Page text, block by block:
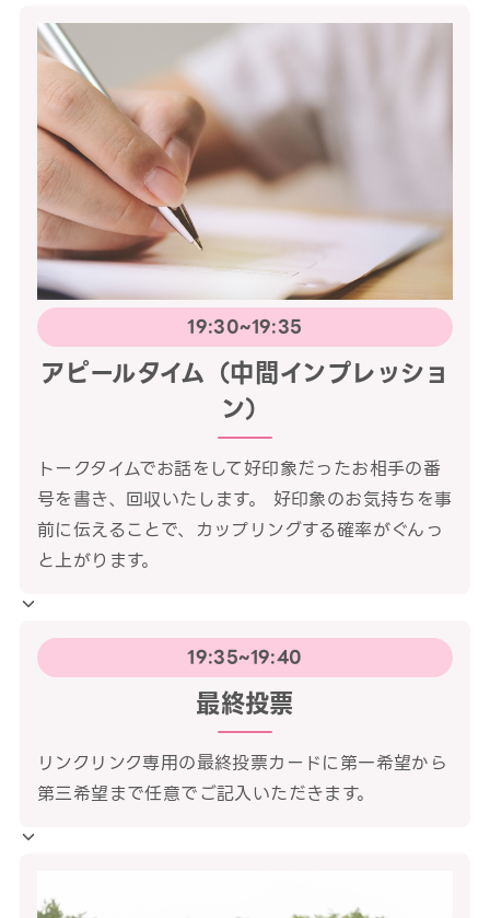
19:30~19:35
アピールタイム（中間インプレッショ
ン）
トークタイムでお話をして好印象だったお相手の番
号を書き、回収いたします。 好印象のお気持ちを事
前に伝えることで、カップリングする確率がぐんっ
と上がります。
19:35~19:40
最終投票
リンクリンク専用の最終投票カードに第一希望から
第三希望まで任意でご記入いただきます。